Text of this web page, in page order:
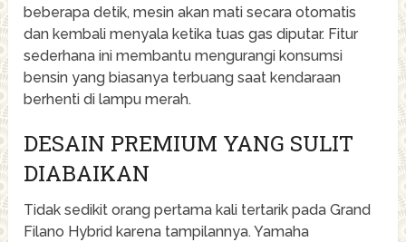
beberapa detik, mesin akan mati secara otomatis
dan kembali menyala ketika tuas gas diputar. Fitur
sederhana ini membantu mengurangi konsumsi
bensin yang biasanya terbuang saat kendaraan
berhenti di lampu merah.
DESAIN PREMIUM YANG SULIT
DIABAIKAN
Tidak sedikit orang pertama kali tertarik pada Grand
Filano Hybrid karena tampilannya. Yamaha